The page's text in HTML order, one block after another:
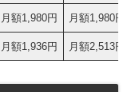
月額1,980円 月額1,980円
月額1,936円 月額2,513円